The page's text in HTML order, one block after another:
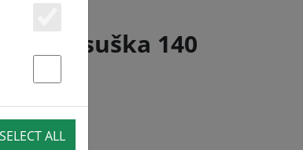
osuška 140
Essenziell
SELECT ALL